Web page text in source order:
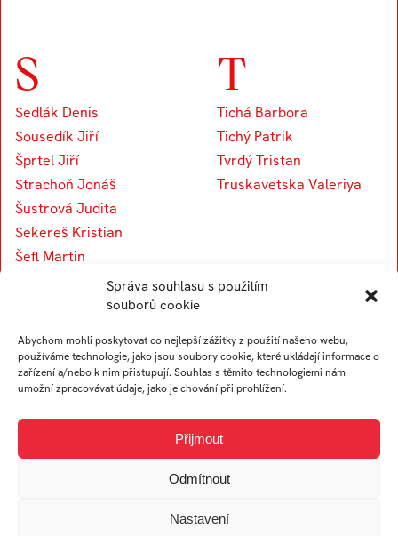
Správa souhlasu s použitím
souborů cookie
Abychom mohli poskytovat co nejlepší zážitky z použití našeho webu,
používáme technologie, jako jsou soubory cookie, které ukládají informace o
zařízení a/nebo k nim přistupují. Souhlas s těmito technologiemi nám
umožní zpracovávat údaje, jako je chování při prohlížení.
Přijmout
Odmítnout
Nastavení
S
Sedlák Denis
Sousedík Jiří
Šprtel Jiří
Strachoň Jonáš
Šustrová Judita
Sekereš Kristian
Šefl Martin
Štalmach Michal
Špendlík Ondřej
Šlahař Petr
Šafařík Radim
Šmoldasová Sabina
Stržínková Sabina
T
Tichá Barbora
Tichý Patrik
Tvrdý Tristan
Truskavetska Valeriya
V